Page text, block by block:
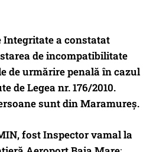
a constatat
de incompatibilitate
de urmărire penală în cazul
de Legea nr. 176/2010.
sunt din Maramureș.
fost Inspector vamal la